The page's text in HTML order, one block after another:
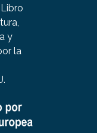
y
la